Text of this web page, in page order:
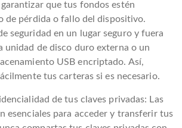
que tus fondos estén
de pérdida o fallo del dispositivo.
seguridad en un lugar seguro y fuera
unidad de disco duro externa o un
USB encriptado. Así,
tus carteras si es necesario.
de tus claves privadas: Las
esenciales para acceder y transferir tus